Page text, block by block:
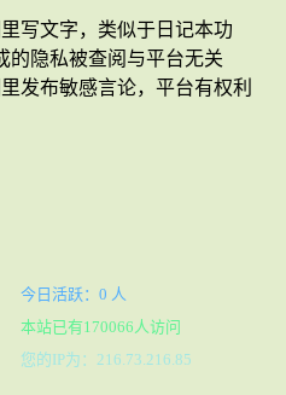
写文字，类似于日记本功
的隐私被查阅与平台无关
发布敏感言论，平台有权利
今日活跃：0 人
本站已有170066人访问
您的IP为：216.73.216.85